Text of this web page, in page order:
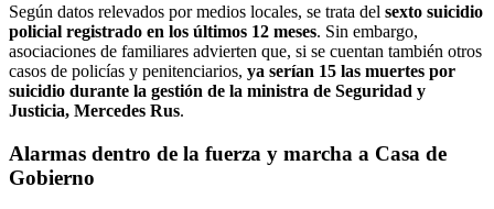
Según datos relevados por medios locales, se trata del sexto suicidio
policial registrado en los últimos 12 meses. Sin embargo,
asociaciones de familiares advierten que, si se cuentan también otros
casos de policías y penitenciarios, ya serían 15 las muertes por
suicidio durante la gestión de la ministra de Seguridad y
Justicia, Mercedes Rus.
Alarmas dentro de la fuerza y marcha a Casa de
Gobierno